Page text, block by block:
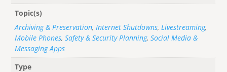
Topic(s)
Archiving & Preservation,Internet Shutdowns,Livestreaming,
Mobile Phones,Safety & Security Planning,Social Media &
Messaging Apps
Type